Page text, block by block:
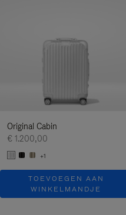
Original Cabin
€ 1.200,00
+1
TOEVOEGEN AAN
WINKELMANDJE